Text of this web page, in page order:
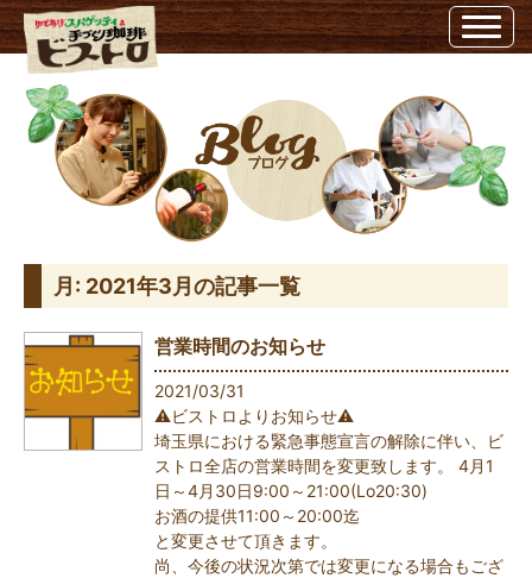
3月, 2021 | 埼玉県越谷市のビストロ埼玉県越谷市のビストロ
月: 2021年3月の記事一覧
営業時間のお知らせ
2021/03/31
⚠️ビストロよりお知らせ⚠️
埼玉県における緊急事態宣言の解除に伴い、ビ
ストロ全店の営業時間を変更致します。 4月1
日～4月30日9:00～21:00(Lo20:30)
お酒の提供11:00～20:00迄
と変更させて頂きます。
尚、今後の状況次第では変更になる場合もござ